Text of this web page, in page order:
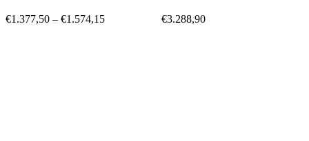
€1.377,50 – €1.574,15 €3.288,90